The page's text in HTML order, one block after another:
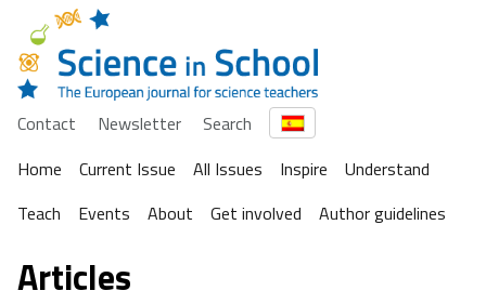
Contact Newsletter
Search
Home
Current Issue All Issues Inspire
Understand
Teach
Events About Get involved Author guidelines
Articles